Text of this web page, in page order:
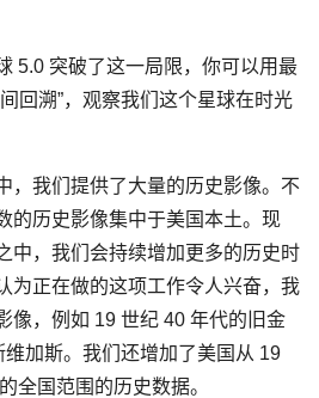
5.0 突破了这一局限，你可以用最
回溯”，观察我们这个星球在时光
，我们提供了大量的历史影像。不
的历史影像集中于美国本土。现
中，我们会持续增加更多的历史时
为正在做的这项工作令人兴奋，我
像，例如 19 世纪 40 年代的旧金
加斯。我们还增加了美国从 19
全国范围的历史数据。